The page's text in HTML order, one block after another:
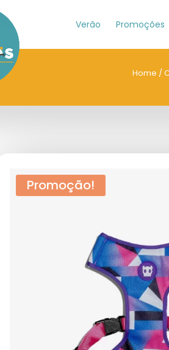
Verão Promoções
Home /
Promoção!